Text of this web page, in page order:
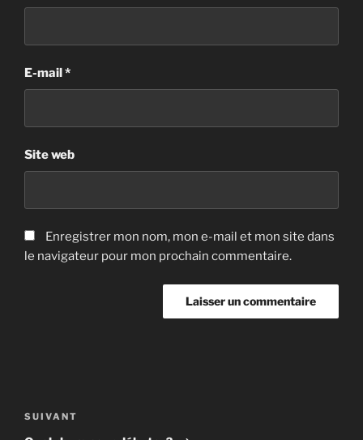
E-mail *
Site web
Enregistrer mon nom, mon e-mail et mon site dans
le navigateur pour mon prochain commentaire.
de
l’article
Article
SUIVANT